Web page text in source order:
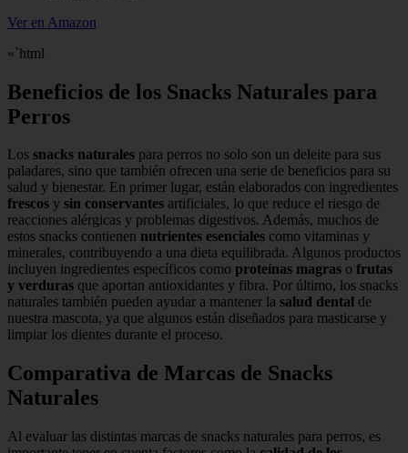
Ver en Amazon
«`html
Beneficios de los Snacks Naturales para
Perros
Los snacks naturales para perros no solo son un deleite para sus
paladares, sino que también ofrecen una serie de beneficios para su
salud y bienestar. En primer lugar, están elaborados con ingredientes
frescos y sin conservantes artificiales, lo que reduce el riesgo de
reacciones alérgicas y problemas digestivos. Además, muchos de
estos snacks contienen nutrientes esenciales como vitaminas y
minerales, contribuyendo a una dieta equilibrada. Algunos productos
incluyen ingredientes específicos como proteínas magras o frutas
y verduras que aportan antioxidantes y fibra. Por último, los snacks
naturales también pueden ayudar a mantener la salud dental de
nuestra mascota, ya que algunos están diseñados para masticarse y
limpiar los dientes durante el proceso.
Comparativa de Marcas de Snacks
Naturales
Al evaluar las distintas marcas de snacks naturales para perros, es